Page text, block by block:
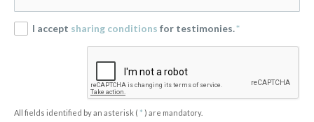
I accept sharing conditions for testimonies.*
All fields identified by an asterisk ( * ) are mandatory.